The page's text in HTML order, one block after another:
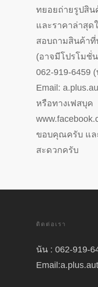
ทยอยถ่ายรูปสิ
และราคาล่าสุด
สอบถามสินค้าที่
(อาจมีโปรโมชั่
062-919-6459
Email:
หรือทางเฟสบุค
ขอบคุณครับ แล
สะดวกครับ
ติดต่อเรา
นัน : 062-919-